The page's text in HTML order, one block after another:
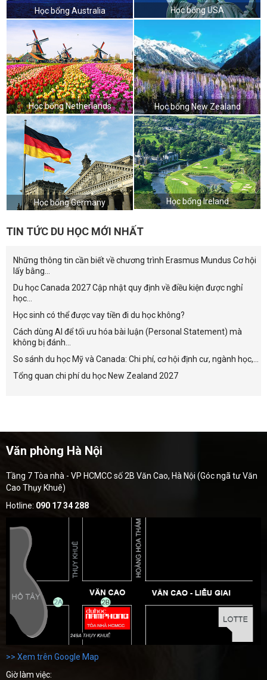
Học bổng Australia Học bổng USA
Học bổng Netherlands Học bổng New Zealand
Học bổng Germany Học bổng Ireland
TIN TỨC DU HỌC MỚI NHẤT
Những thông tin cần biết về chương trình Erasmus Mundus Cơ hội
lấy bằng...
Du học Canada 2027 Cập nhật quy định về điều kiện được nghỉ
học...
Học sinh có thể được vay tiền đi du học không?
Cách dùng AI để tối ưu hóa bài luận (Personal Statement) mà
không bị đánh...
So sánh du học Mỹ và Canada: Chi phí, cơ hội định cư, ngành học,...
Tổng quan chi phí du học New Zealand 2027
Văn phòng Hà Nội
Tầng 7 Tòa nhà - VP HCMCC số 2B Văn Cao, Hà Nội (Góc ngã tư Văn
Cao Thụy Khuê)
Hotline: 090 17 34 288
>> Xem trên Google Map
Giờ làm việc: